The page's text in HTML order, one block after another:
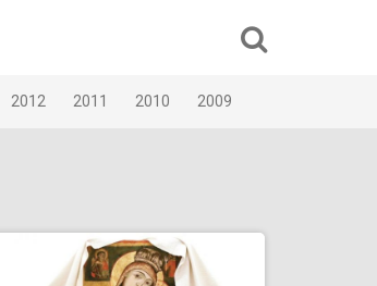
2012 2011 2010 2009